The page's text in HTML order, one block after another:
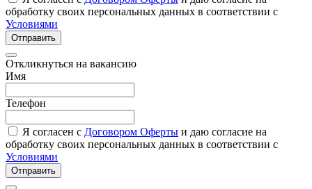
обработку своих персональных данных в соответствии с
Условиями
Отправить
Откликнуться на вакансию
Имя
Телефон
Я согласен с Договором Оферты и даю согласие на
обработку своих персональных данных в соответствии с
Условиями
Отправить